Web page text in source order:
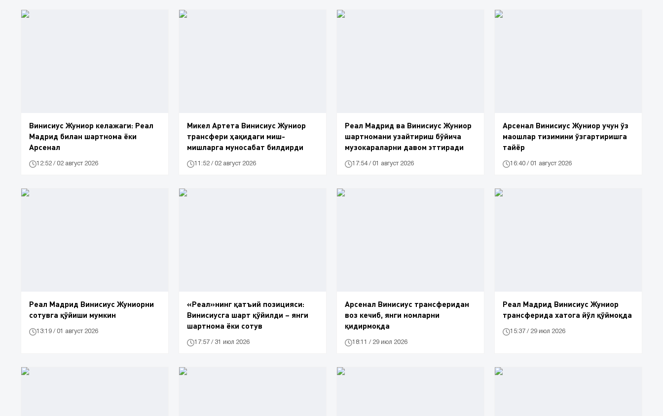
Винисиус Жуниор келажаги: Реал
Мадрид билан шартнома ёки
Арсенал
12:52 / 02 август 2026
Микел Артета Винисиус Жуниор
трансфери ҳақидаги миш-
мишларга муносабат билдирди
11:52 / 02 август 2026
Реал Мадрид ва Винисиус Жуниор
шартномани узайтириш бўйича
музокараларни давом эттиради
17:54 / 01 август 2026
Арсенал Винисиус Жуниор учун ўз
маошлар тизимини ўзгартиришга
тайёр
16:40 / 01 август 2026
Реал Мадрид Винисиус Жуниорни
сотувга қўйиши мумкин
13:19 / 01 август 2026
«Реал»нинг қатъий позицияси:
Винисиусга шарт қўйилди – янги
шартнома ёки сотув
17:57 / 31 июл 2026
Арсенал Винисиус трансферидан
воз кечиб, янги номларни
қидирмоқда
18:11 / 29 июл 2026
Реал Мадрид Винисиус Жуниор
трансферида хатога йўл қўймоқда
15:37 / 29 июл 2026